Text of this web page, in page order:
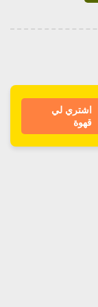
اشتري لي
قهوة